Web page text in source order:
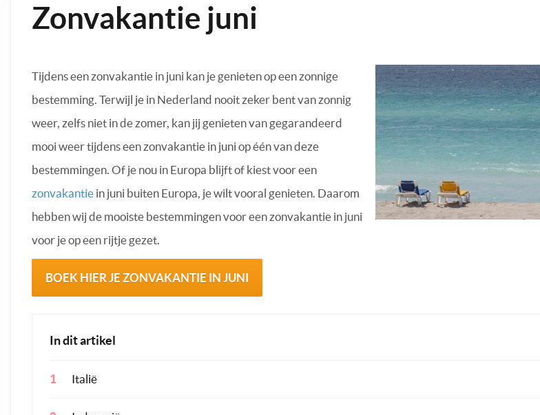
Zonvakantie juni
Tijdens een zonvakantie in juni kan je genieten op een zonnige
bestemming. Terwijl je in Nederland nooit zeker bent van zonnig
weer, zelfs niet in de zomer, kan jij genieten van gegarandeerd
mooi weer tijdens een zonvakantie in juni op één van deze
bestemmingen. Of je nou in Europa blijft of kiest voor een
zonvakantie in juni buiten Europa, je wilt vooral genieten. Daarom
hebben wij de mooiste bestemmingen voor een zonvakantie in juni
voor je op een rijtje gezet.
BOEK HIER JE ZONVAKANTIE IN JUNI
In dit artikel
Italië